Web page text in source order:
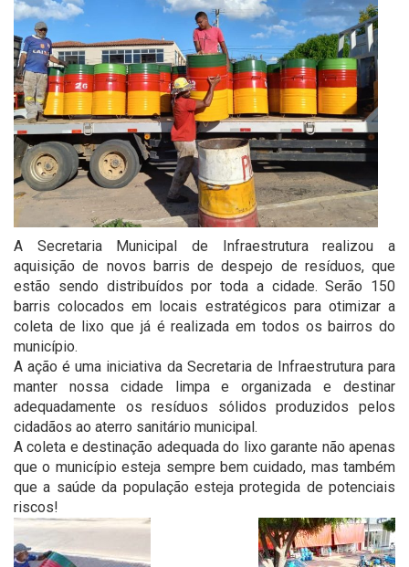
A Secretaria Municipal de Infraestrutura realizou a
aquisição de novos barris de despejo de resíduos, que
estão sendo distribuídos por toda a cidade. Serão 150
barris colocados em locais estratégicos para otimizar a
coleta de lixo que já é realizada em todos os bairros do
município.
A ação é uma iniciativa da Secretaria de Infraestrutura para
manter nossa cidade limpa e organizada e destinar
adequadamente os resíduos sólidos produzidos pelos
cidadãos ao aterro sanitário municipal.
A coleta e destinação adequada do lixo garante não apenas
que o município esteja sempre bem cuidado, mas também
que a saúde da população esteja protegida de potenciais
riscos!